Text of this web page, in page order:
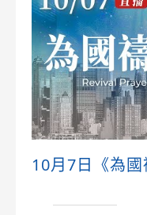
10月7日《為